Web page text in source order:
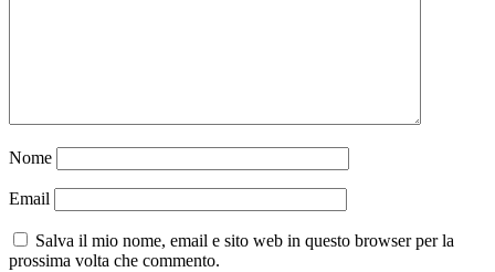
Nome
Email
Salva il mio nome, email e sito web in questo browser per la
prossima volta che commento.